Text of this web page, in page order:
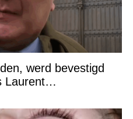
werd bevestigd
Laurent…